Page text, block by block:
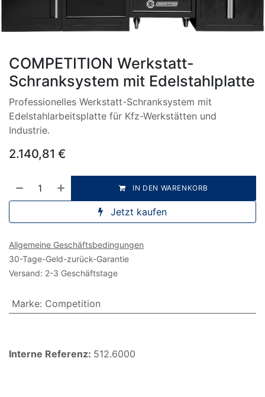
COMPETITION Werkstatt-
Schranksystem mit Edelstahlplatte
Professionelles Werkstatt-Schranksystem mit
Edelstahlarbeitsplatte für Kfz-Werkstätten und
Industrie.
2.140,81 €
IN DEN WARENKORB
Jetzt kaufen
Allgemeine Geschäftsbedingungen
30-Tage-Geld-zurück-Garantie
Versand: 2-3 Geschäftstage
Marke: Competition
Interne Referenz: 512.6000